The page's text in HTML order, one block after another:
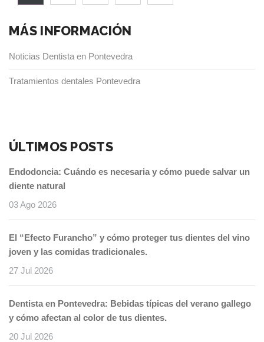
de
las
encías:
La
base
de
MÁS INFORMACIÓN
Noticias Dentista en Pontevedra
Tratamientos dentales Pontevedra
ÚLTIMOS POSTS
Endodoncia: Cuándo es necesaria y cómo puede salvar un
diente natural
03 Ago 2026
El “Efecto Furancho” y cómo proteger tus dientes del vino
joven y las comidas tradicionales.
27 Jul 2026
Dentista en Pontevedra: Bebidas típicas del verano gallego
y cómo afectan al color de tus dientes.
20 Jul 2026